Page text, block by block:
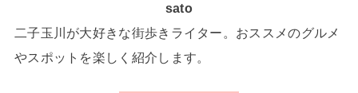
sato
二子玉川が大好きな街歩きライター。おススメのグルメ
やスポットを楽しく紹介します。